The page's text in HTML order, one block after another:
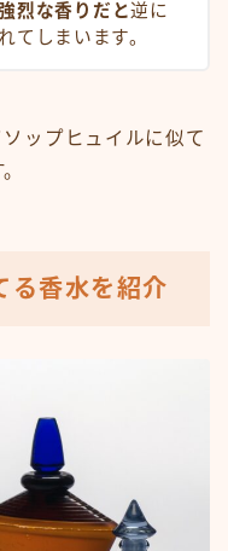
烈な香りだと逆に
てしまいます。
ップヒュイルに似て
る香水を紹介